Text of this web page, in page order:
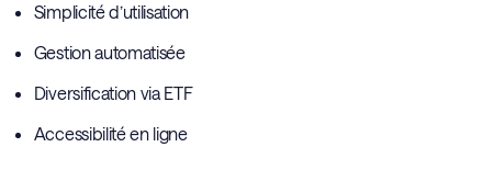
Simplicité d’utilisation
Gestion automatisée
Diversification via ETF
Accessibilité en ligne